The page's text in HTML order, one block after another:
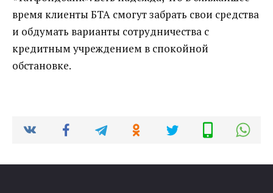
время клиенты БТА смогут забрать свои средства
и обдумать варианты сотрудничества с
кредитным учреждением в спокойной
обстановке.